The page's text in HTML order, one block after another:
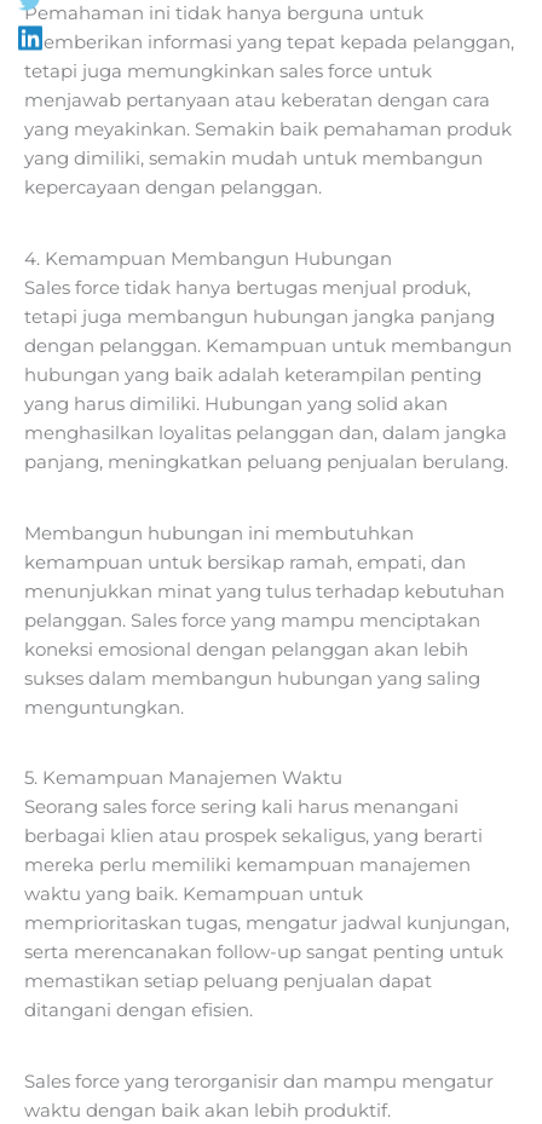
Pemahaman ini tidak hanya berguna untuk
memberikan informasi yang tepat kepada pelanggan,
tetapi juga memungkinkan sales force untuk
menjawab pertanyaan atau keberatan dengan cara
yang meyakinkan. Semakin baik pemahaman produk
yang dimiliki, semakin mudah untuk membangun
kepercayaan dengan pelanggan.
4. Kemampuan Membangun Hubungan
Sales force tidak hanya bertugas menjual produk,
tetapi juga membangun hubungan jangka panjang
dengan pelanggan. Kemampuan untuk membangun
hubungan yang baik adalah keterampilan penting
yang harus dimiliki. Hubungan yang solid akan
menghasilkan loyalitas pelanggan dan, dalam jangka
panjang, meningkatkan peluang penjualan berulang.
Membangun hubungan ini membutuhkan
kemampuan untuk bersikap ramah, empati, dan
menunjukkan minat yang tulus terhadap kebutuhan
pelanggan. Sales force yang mampu menciptakan
koneksi emosional dengan pelanggan akan lebih
sukses dalam membangun hubungan yang saling
menguntungkan.
5. Kemampuan Manajemen Waktu
Seorang sales force sering kali harus menangani
berbagai klien atau prospek sekaligus, yang berarti
mereka perlu memiliki kemampuan manajemen
waktu yang baik. Kemampuan untuk
memprioritaskan tugas, mengatur jadwal kunjungan,
serta merencanakan follow-up sangat penting untuk
memastikan setiap peluang penjualan dapat
ditangani dengan efisien.
Sales force yang terorganisir dan mampu mengatur
waktu dengan baik akan lebih produktif.